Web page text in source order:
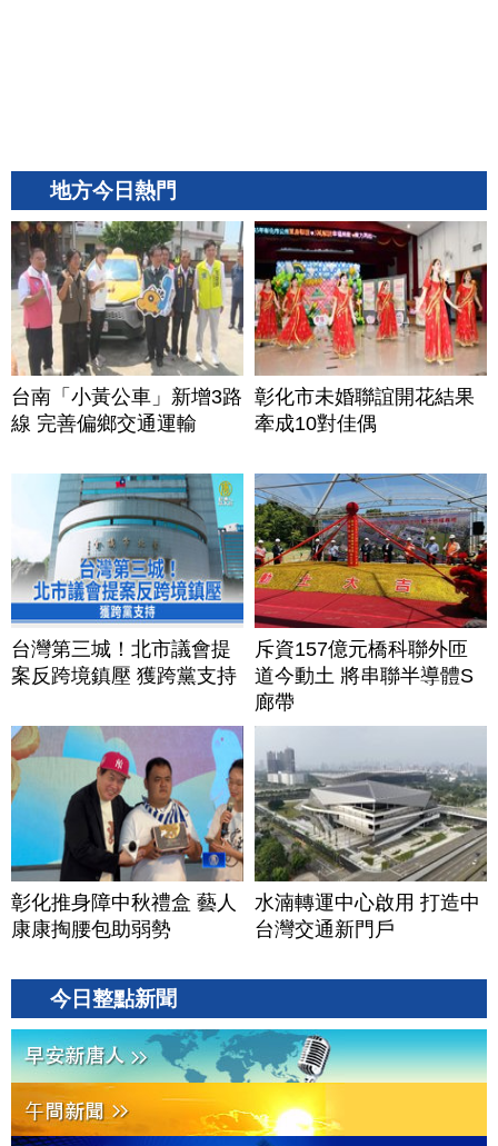
地方今日熱門
台南「小黃公車」新增3路
線 完善偏鄉交通運輸
彰化市未婚聯誼開花結果
牽成10對佳偶
台灣第三城！北市議會提
案反跨境鎮壓 獲跨黨支持
斥資157億元橋科聯外匝
道今動土 將串聯半導體S
廊帶
彰化推身障中秋禮盒 藝人
康康掏腰包助弱勢
水湳轉運中心啟用 打造中
台灣交通新門戶
今日整點新聞